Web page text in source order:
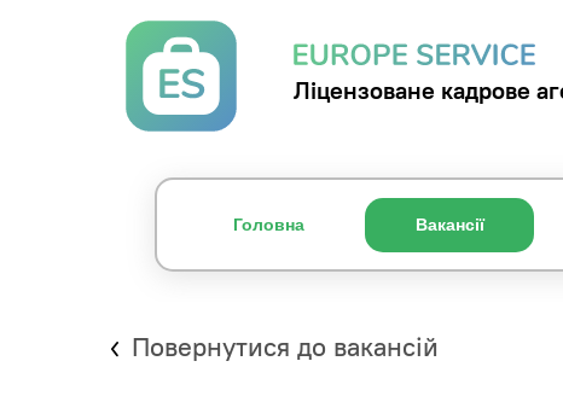
Ліцензоване кадрове
Головна Вакансії
Повернутися до вакансій